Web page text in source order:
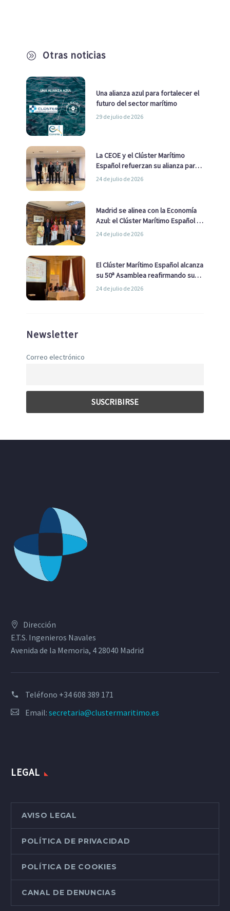
A Otras noticias
Una alianza azul para fortalecer el
futuro del sector marítimo
29 de julio de 2026
La CEOE y el Clúster Marítimo
Español refuerzan su alianza para
impulsar una estrategia Nacional
24 de julio de 2026
Madrid se alinea con la Economía
Azul: el Clúster Marítimo Español y
la Real Liga Naval avanzan alianzas
24 de julio de 2026
El Clúster Marítimo Español alcanza
su 50ª Asamblea reafirmando su
liderazgo en la Economía Azul
24 de julio de 2026
Newsletter
Correo electrónico
Dirección
E.T.S. Ingenieros Navales
Avenida de la Memoria, 4 28040 Madrid
Teléfono +34 608 389 171
Email: secretaria@clustermaritimo.es
LEGAL
AVISO LEGAL
POLÍTICA DE PRIVACIDAD
POLÍTICA DE COOKIES
CANAL DE DENUNCIAS